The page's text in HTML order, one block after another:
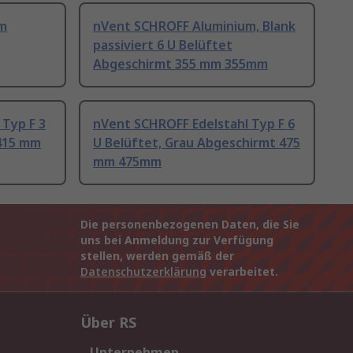
nVent SCHROFF Aluminium, Blank
passiviert 6 U Belüftet
Abgeschirmt 355 mm 355mm
F 3
mm
nVent SCHROFF Edelstahl Typ F 6
U Belüftet, Grau Abgeschirmt 475
mm 475mm
Die personenbezogenen Daten, die Sie
uns bei Anmeldung zur Verfügung
stellen, werden gemäß der
Datenschutzerklärung verarbeitet.
Über RS